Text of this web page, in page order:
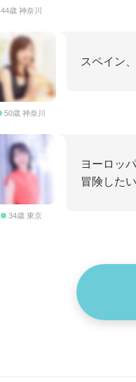
44歳 神奈川
50歳 神奈川
スペイン
34歳 東京
ヨーロッ
冒険した